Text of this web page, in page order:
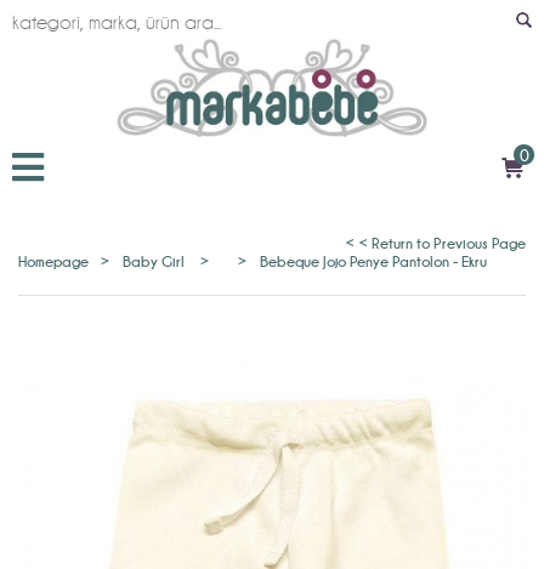
0
< < Return to Previous Page
Homepage
> Baby Girl > > Bebeque Jojo Penye Pantolon - Ekru